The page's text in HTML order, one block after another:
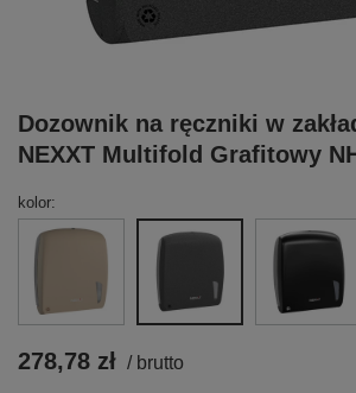
Dozownik na ręczniki w
NEXXT Multifold Grafitowy
kolor
278,78 zł / brutto